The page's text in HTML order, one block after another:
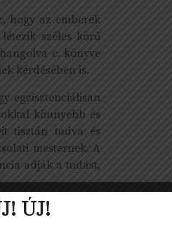
hogy az emberek
széles körű
c. könyve
kérdésében is.
egzisztenciálisan
könnyebb és
tisztán tudva és
mesternek. A
adják a tudást,
ÚJ!